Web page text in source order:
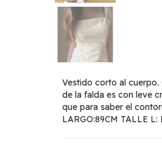
Vestido corto al cuerpo.
de la falda es con leve
que para saber el
LARGO:89CM TALLE L: